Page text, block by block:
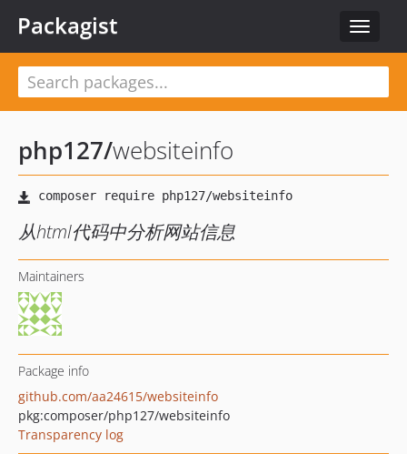
Toggle
Packagist
php127/websiteinfo
从html代码中分析网站信息
Maintainers
Package info
github.com/aa24615/websiteinfo
pkg:composer/php127/websiteinfo
Transparency log